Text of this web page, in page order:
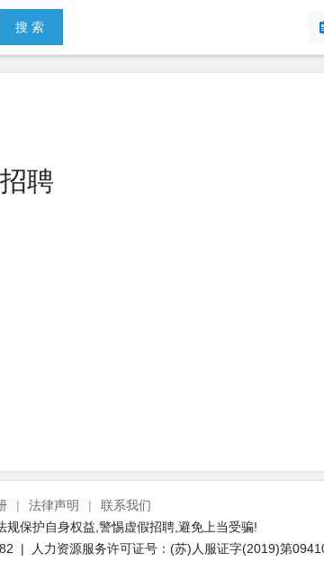
搜 索
聘
| 法律声明 |
联系我们
保护自身权益,警惕虚假招聘,避免上当受骗!
| 人力资源服务许可证号：(苏)人服证字(2019)第